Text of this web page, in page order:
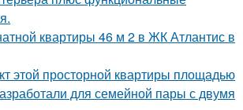
квартиры 46 м 2 в ЖК Атлантис в
этой просторной квартиры площадью
для семейной пары с двумя